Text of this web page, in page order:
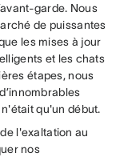
garde. Nous
de puissantes
les mises à jour
et les chats
étapes, nous
qu'un début.
l'exaltation au
nos